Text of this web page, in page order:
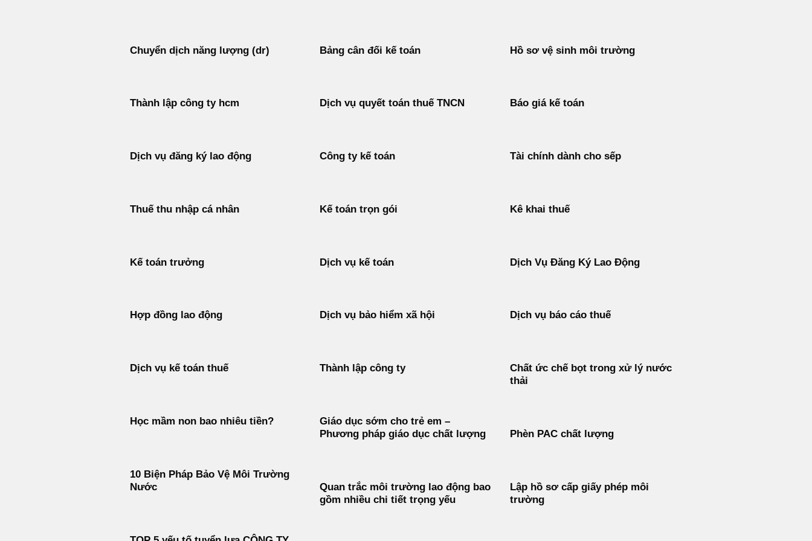
Chuyển dịch năng lượng (dr) Bảng cân đối kế toán Hồ sơ vệ sinh môi trường
Thành lập công ty hcm Dịch vụ quyết toán thuế TNCN Báo giá kế toán
Dịch vụ đăng ký lao động Công ty kế toán Tài chính dành cho sếp
Thuế thu nhập cá nhân Kế toán trọn gói Kê khai thuế
Kế toán trưởng Dịch vụ kế toán Dịch Vụ Đăng Ký Lao Động
Hợp đồng lao động Dịch vụ bảo hiểm xã hội Dịch vụ báo cáo thuế
Dịch vụ kế toán thuế Thành lập công ty
Chất ức chế bọt trong xử lý nước
thải
Học mầm non bao nhiêu tiền?
Giáo dục sớm cho trẻ em –
Phương pháp giáo dục chất lượng
Phèn PAC chất lượng
10 Biện Pháp Bảo Vệ Môi Trường
Nước
Quan trắc môi trường lao động bao
gồm nhiều chi tiết trọng yếu
Lập hồ sơ cấp giấy phép môi
trường